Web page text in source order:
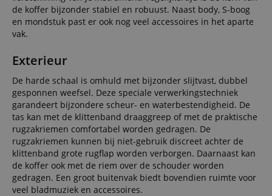
de koffer bijzonder stabiel en robuust. Naast body, S-boog
en mondstuk past er ook nog veel accessoires in het aparte
vak.
Exterieur
De harde schaal is omhuld met bijzonder slijtvast, dubbel
gesponnen weefsel. Deze speciale verwerkingstechniek
garandeert bijzondere scheur- en waterbestendigheid. De
tas kan met de klittenband draaggreep of met de praktische
rugzakriemen comfortabel worden gedragen. De
rugzakriemen kunnen bij niet-gebruik discreet achter de
klittenband grote rugflap worden verborgen. Daarnaast kan
de koffer ook met de riem over de schouder worden
gedragen. Een groot buitenvak biedt bovendien ruimte voor
veel bladmuziek en accessoires.